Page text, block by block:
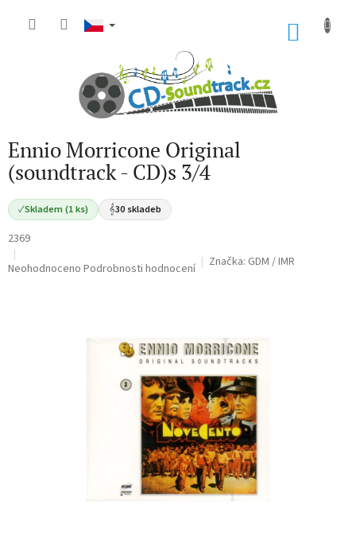
Ennio Morricone Original
(soundtrack - CD)s 3/4
✓Skladem (1 ks) 𝄞30 skladeb
2369
Průměrné
Neohodnoceno Podrobnosti hodnocení Značka: GDM / IMR